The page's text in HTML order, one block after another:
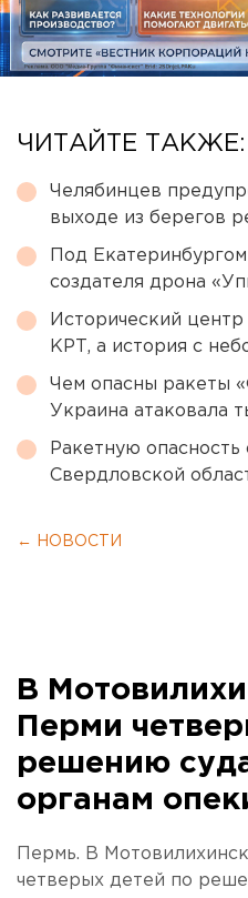
ЧИТАЙТЕ ТАКЖЕ:
Челябинцев
выходе из берегов
Под
создателя дрона
Исторический
КРТ, а история с
Чем опасны ракеты
Украина атаковала
Ракетную опасность
Свердловской
← НОВОСТИ
В
Перми
решению
органам
Пермь. В
четверых детей по